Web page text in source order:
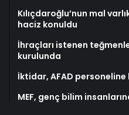
Kılıçdaroğlu’nun mal
haciz konuldu
İhraçları istenen
kurulunda
İktidar, AFAD personeline
MEF, genç bilim